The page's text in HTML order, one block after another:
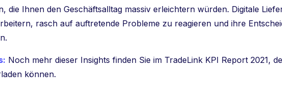
die Ihnen den Geschäftsalltag massiv erleichtern würden. Digitale
rasch auf auftretende Probleme zu reagieren und ihre
Noch mehr dieser Insights finden Sie im TradeLink KPI Report 2021,
können.